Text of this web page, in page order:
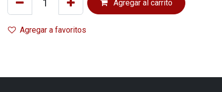
Agregar al carrito
Agregar a favoritos